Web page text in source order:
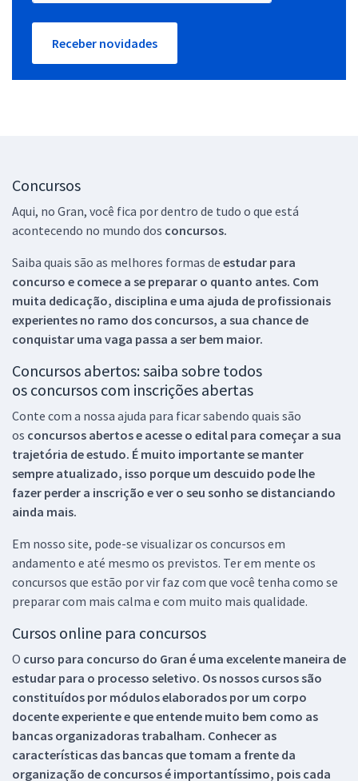
Receber novidades
Concursos
Aqui, no Gran, você fica por dentro de tudo o que está
acontecendo no mundo dos concursos.
Saiba quais são as melhores formas de estudar para
concurso e comece a se preparar o quanto antes. Com
muita dedicação, disciplina e uma ajuda de profissionais
experientes no ramo dos concursos, a sua chance de
conquistar uma vaga passa a ser bem maior.
Concursos abertos: saiba sobre todos
os concursos com inscrições abertas
Conte com a nossa ajuda para ficar sabendo quais são
os concursos abertos e acesse o edital para começar a sua
trajetória de estudo. É muito importante se manter
sempre atualizado, isso porque um descuido pode lhe
fazer perder a inscrição e ver o seu sonho se distanciando
ainda mais.
Em nosso site, pode-se visualizar os concursos em
andamento e até mesmo os previstos. Ter em mente os
concursos que estão por vir faz com que você tenha como se
preparar com mais calma e com muito mais qualidade.
Cursos online para concursos
O curso para concurso do Gran é uma excelente maneira de
estudar para o processo seletivo. Os nossos cursos são
constituídos por módulos elaborados por um corpo
docente experiente e que entende muito bem como as
bancas organizadoras trabalham. Conhecer as
características das bancas que tomam a frente da
organização de concursos é importantíssimo, pois cada